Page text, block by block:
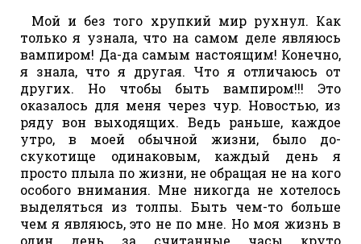
Мой и без того хрупкий мир рухнул. Как
только я узнала, что на самом деле являюсь
вампиром! Да-да самым настоящим! Конечно,
я знала, что я другая. Что я отличаюсь от
других. Но чтобы быть вампиром!!! Это
оказалось для меня через чур. Новостью, из
ряду вон выходящих. Ведь раньше, каждое
утро, в моей обычной жизни, было до-
скукотище одинаковым, каждый день я
просто плыла по жизни, не обращая не на кого
особого внимания. Мне никогда не хотелось
выделяться из толпы. Быть чем-то больше
чем я являюсь, это не по мне. Но моя жизнь в
один день за считанные часы круто